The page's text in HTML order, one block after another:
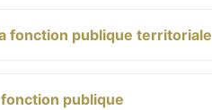
fonction publique territoriale
publique